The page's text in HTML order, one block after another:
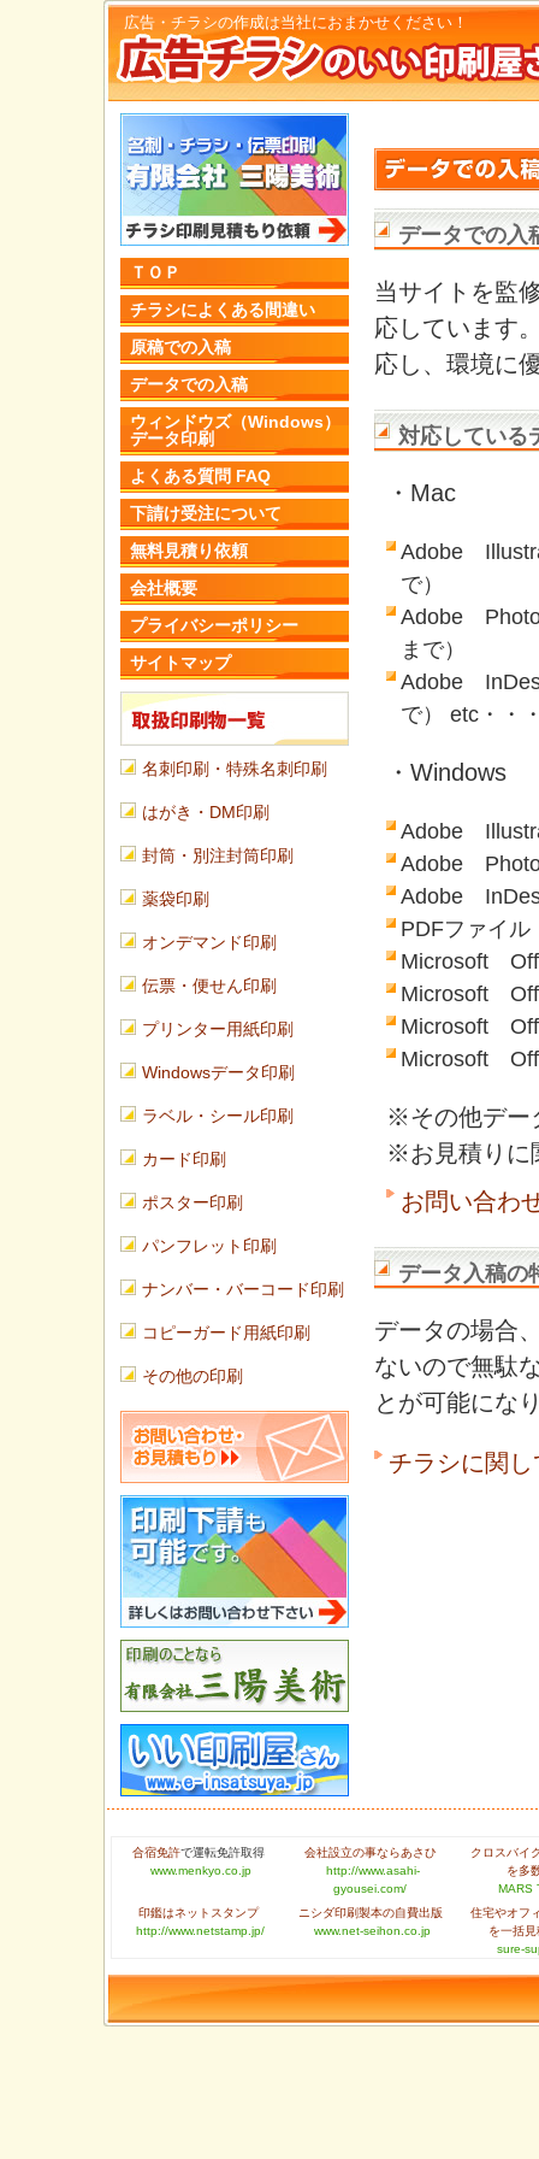
広告・チラシの作成は当社におまかせください！
データでの入
当サイトを監
応しています
応し、環境に
対応している
・Mac
Adobe
で）
Adobe
まで）
Adobe
で） etc・・
・Windows
Adobe
Adobe
Adobe
PDFファイル
Microsoft
Microsoft
Microsoft
Microsoft
※その他デー
※お見積りに
お問い合わ
データ入稿の
データの場合
ないので無駄
とが可能にな
チラシに関
ＴＯＰ
チラシによくある間違い
原稿での入稿
データでの入稿
ウィンドウズ（Windows）
データ印刷
よくある質問 FAQ
下請け受注について
無料見積り依頼
会社概要
プライバシーポリシー
サイトマップ
名刺印刷・特殊名刺印刷
はがき・DM印刷
封筒・別注封筒印刷
薬袋印刷
オンデマンド印刷
伝票・便せん印刷
プリンター用紙印刷
Windowsデータ印刷
ラベル・シール印刷
カード印刷
ポスター印刷
パンフレット印刷
ナンバー・バーコード印刷
コピーガード用紙印刷
その他の印刷
合宿免許で運転免許取得
www.menkyo.co.jp
会社設立の事ならあさひ
http://www.asahi-
gyousei.com/
クロスバイ
を多
MARS
印鑑はネットスタンプ
http://www.netstamp.jp/
ニシダ印刷製本の自費出版
www.net-seihon.co.jp
住宅やオフ
を一括
sure-